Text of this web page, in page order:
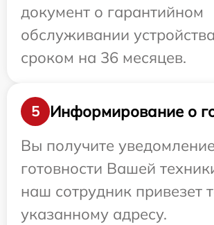
документ о гарантийном
обслуживании
сроком на 36 месяцев.
5
Информирование о
Вы получите
готовности Вашей
наш сотрудник привезет
указанному адресу.